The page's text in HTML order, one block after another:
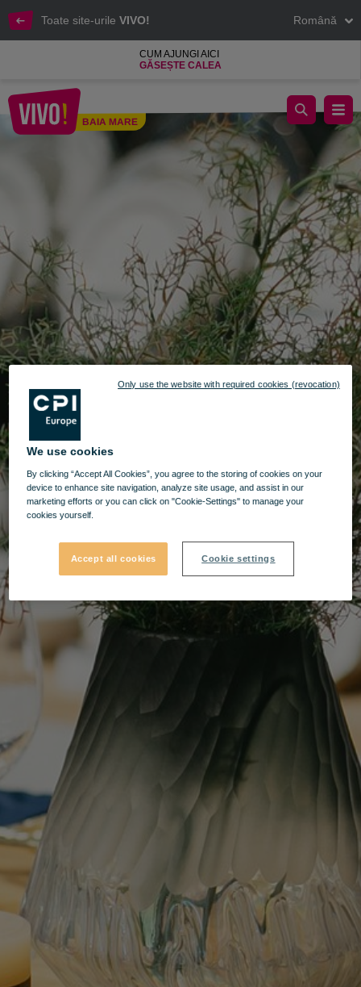
Toate site-urile VIVO! Română
CUM AJUNGI AICI
GĂSEȘTE CALEA
BAIA MARE
Nobila Casa, magazin romanesc de decoratiuni interioare
We use cookies
By clicking “Accept All Cookies”, you agree to the storing of cookies on your
device to enhance site navigation, analyze site usage, and assist in our
marketing efforts or you can click on "Cookie-Settings" to manage your
cookies yourself.
Accept all cookies Cookie settings
Only use the website with required cookies (revocation)